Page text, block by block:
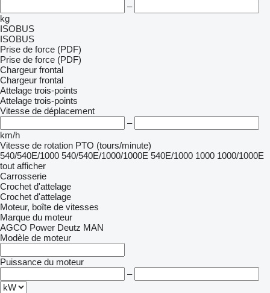
–
kg
ISOBUS
ISOBUS
Prise de force (PDF)
Prise de force (PDF)
Chargeur frontal
Chargeur frontal
Attelage trois-points
Attelage trois-points
Vitesse de déplacement
–
km/h
Vitesse de rotation PTO (tours/minute)
540/540E/1000 540/540E/1000/1000E 540E/1000 1000 1000/1000E
tout afficher
Carrosserie
Crochet d'attelage
Crochet d'attelage
Moteur, boîte de vitesses
Marque du moteur
AGCO Power Deutz MAN
Modèle de moteur
Puissance du moteur
–